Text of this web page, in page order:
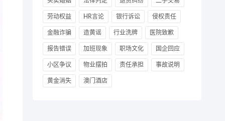
劳动权益 HR言论 银行诉讼 侵权责任
金融诈骗 造黄谣 行业洗牌 医院致歉
报告错误 加班现象 职场文化 国企回应
小区争议 物业摆拍 责任承担 事故说明
黄金消失 澳门酒店